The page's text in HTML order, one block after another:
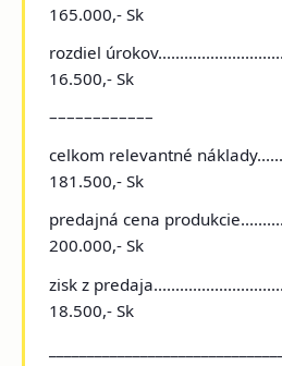
165.000,- Sk
rozdiel
16.500,- Sk
––––––––––––
celkom relevantné
181.500,- Sk
predajná cena
200.000,- Sk
zisk z
18.500,- Sk